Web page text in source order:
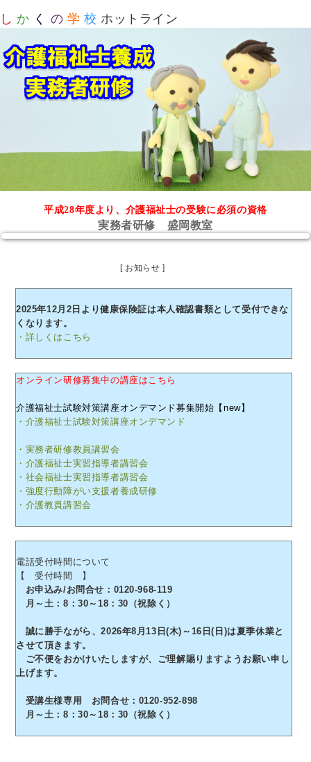
し か く の 学 校 ホットライン
平成28年度より、介護福祉士の受験に必須の資格
実務者研修 盛岡教室
[ お知らせ ]
2025年12月2日より健康保険証は本人確認書類として受付できな
くなります。
・詳しくはこちら
オンライン研修募集中の講座はこちら
介護福祉士試験対策講座オンデマンド募集開始【new】
・介護福祉士試験対策講座オンデマンド
・実務者研修教員講習会
・介護福祉士実習指導者講習会
・社会福祉士実習指導者講習会
・強度行動障がい支援者養成研修
・介護教員講習会
電話受付時間について
【 受付時間 】
お申込み/お問合せ：0120-968-119
月～土：8：30～18：30（祝除く）
誠に勝手ながら、2026年8月13日(木)～16日(日)は夏季休業と
させて頂きます。
ご不便をおかけいたしますが、ご理解賜りますようお願い申し
上げます。
受講生様専用 お問合せ：0120-952-898
月～土：8：30～18：30（祝除く）